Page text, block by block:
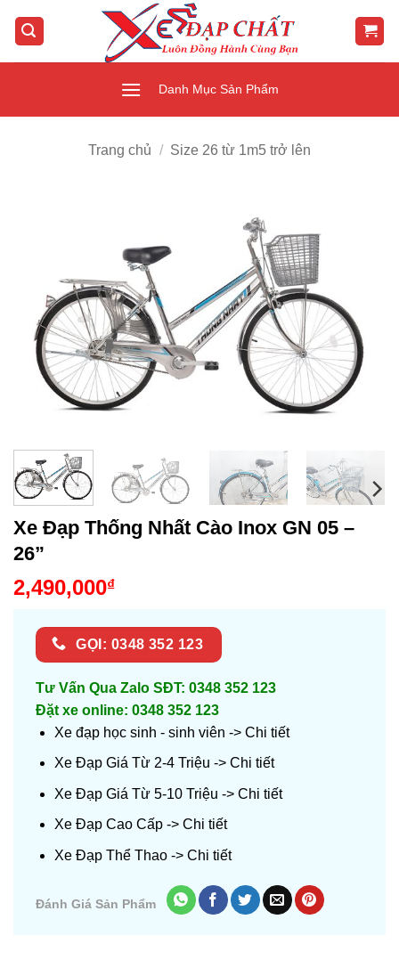
qua
Danh Mục Sản Phẩm
Trang chủ / Size 26 từ 1m5 trở lên
Xe Đạp Thống Nhất Cào Inox GN 05 –
26”
2,490,000₫
GỌI: 0348 352 123
Tư Vấn Qua Zalo SĐT: 0348 352 123
Đặt xe online: 0348 352 123
Xe đạp học sinh - sinh viên -> Chi tiết
Xe Đạp Giá Từ 2-4 Triệu -> Chi tiết
Xe Đạp Giá Từ 5-10 Triệu -> Chi tiết
Xe Đạp Cao Cấp -> Chi tiết
Xe Đạp Thể Thao -> Chi tiết
Đánh Giá Sản Phẩm